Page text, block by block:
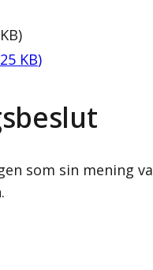
KB)
KB)
som sin mening